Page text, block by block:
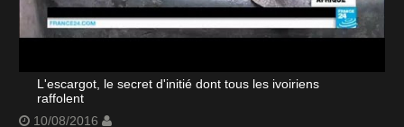
L'escargot, le secret d'initié dont tous les ivoiriens
raffolent
10/08/2016